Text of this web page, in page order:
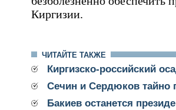
Киргизии.
ЧИТАЙТЕ ТАКЖЕ
Киргизско-российский
Сечин и Сердюков тайно
Бакиев останется